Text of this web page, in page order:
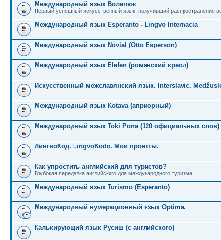
Международный язык Волапюк
Первый успешный искусственный язык, получивший распространение
Международный язык Esperanto - Lingvo Internacia
Международный язык Novial (Otto Esperson)
Международный язык Elefen (романский креол)
Искусственный межславянский язык. Interslavic.
Международный язык Kotava (априорный)
Международный язык Toki Pona (120 официальных слов)
ЛингвоКод. LingvoKodo. Мои проекты.
Как упростить английский для туристов?
Глубокая переделка английского для международного туризма.
Международный язык Turismo (Esperanto)
Международный нумерационный язык Optima.
Калькирующий язык Русиш (с английского)